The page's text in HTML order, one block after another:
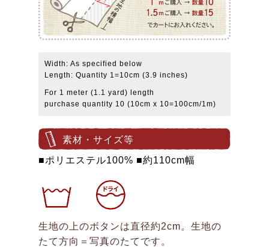
Width: As specified below
Length: Quantity 1=10cm (3.9 inches)
For 1 meter (1.1 yard) length
purchase quantity 10 (10cm x 10=100cm/1m)
素材・サイズ等
■ポリエステル100% ■約110cm幅
生地の上のボタンは直径約2cm。生地の
たて方向＝写真のたてです。